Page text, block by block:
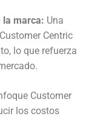
la marca: Una
Centric
lo que refuerza
Customer
los costos